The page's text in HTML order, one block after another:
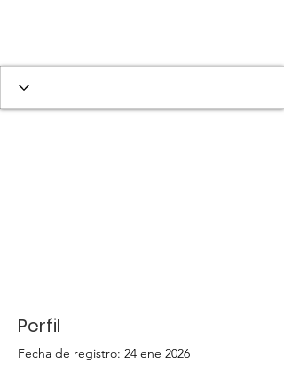
Perfil
Fecha de registro: 24 ene 2026